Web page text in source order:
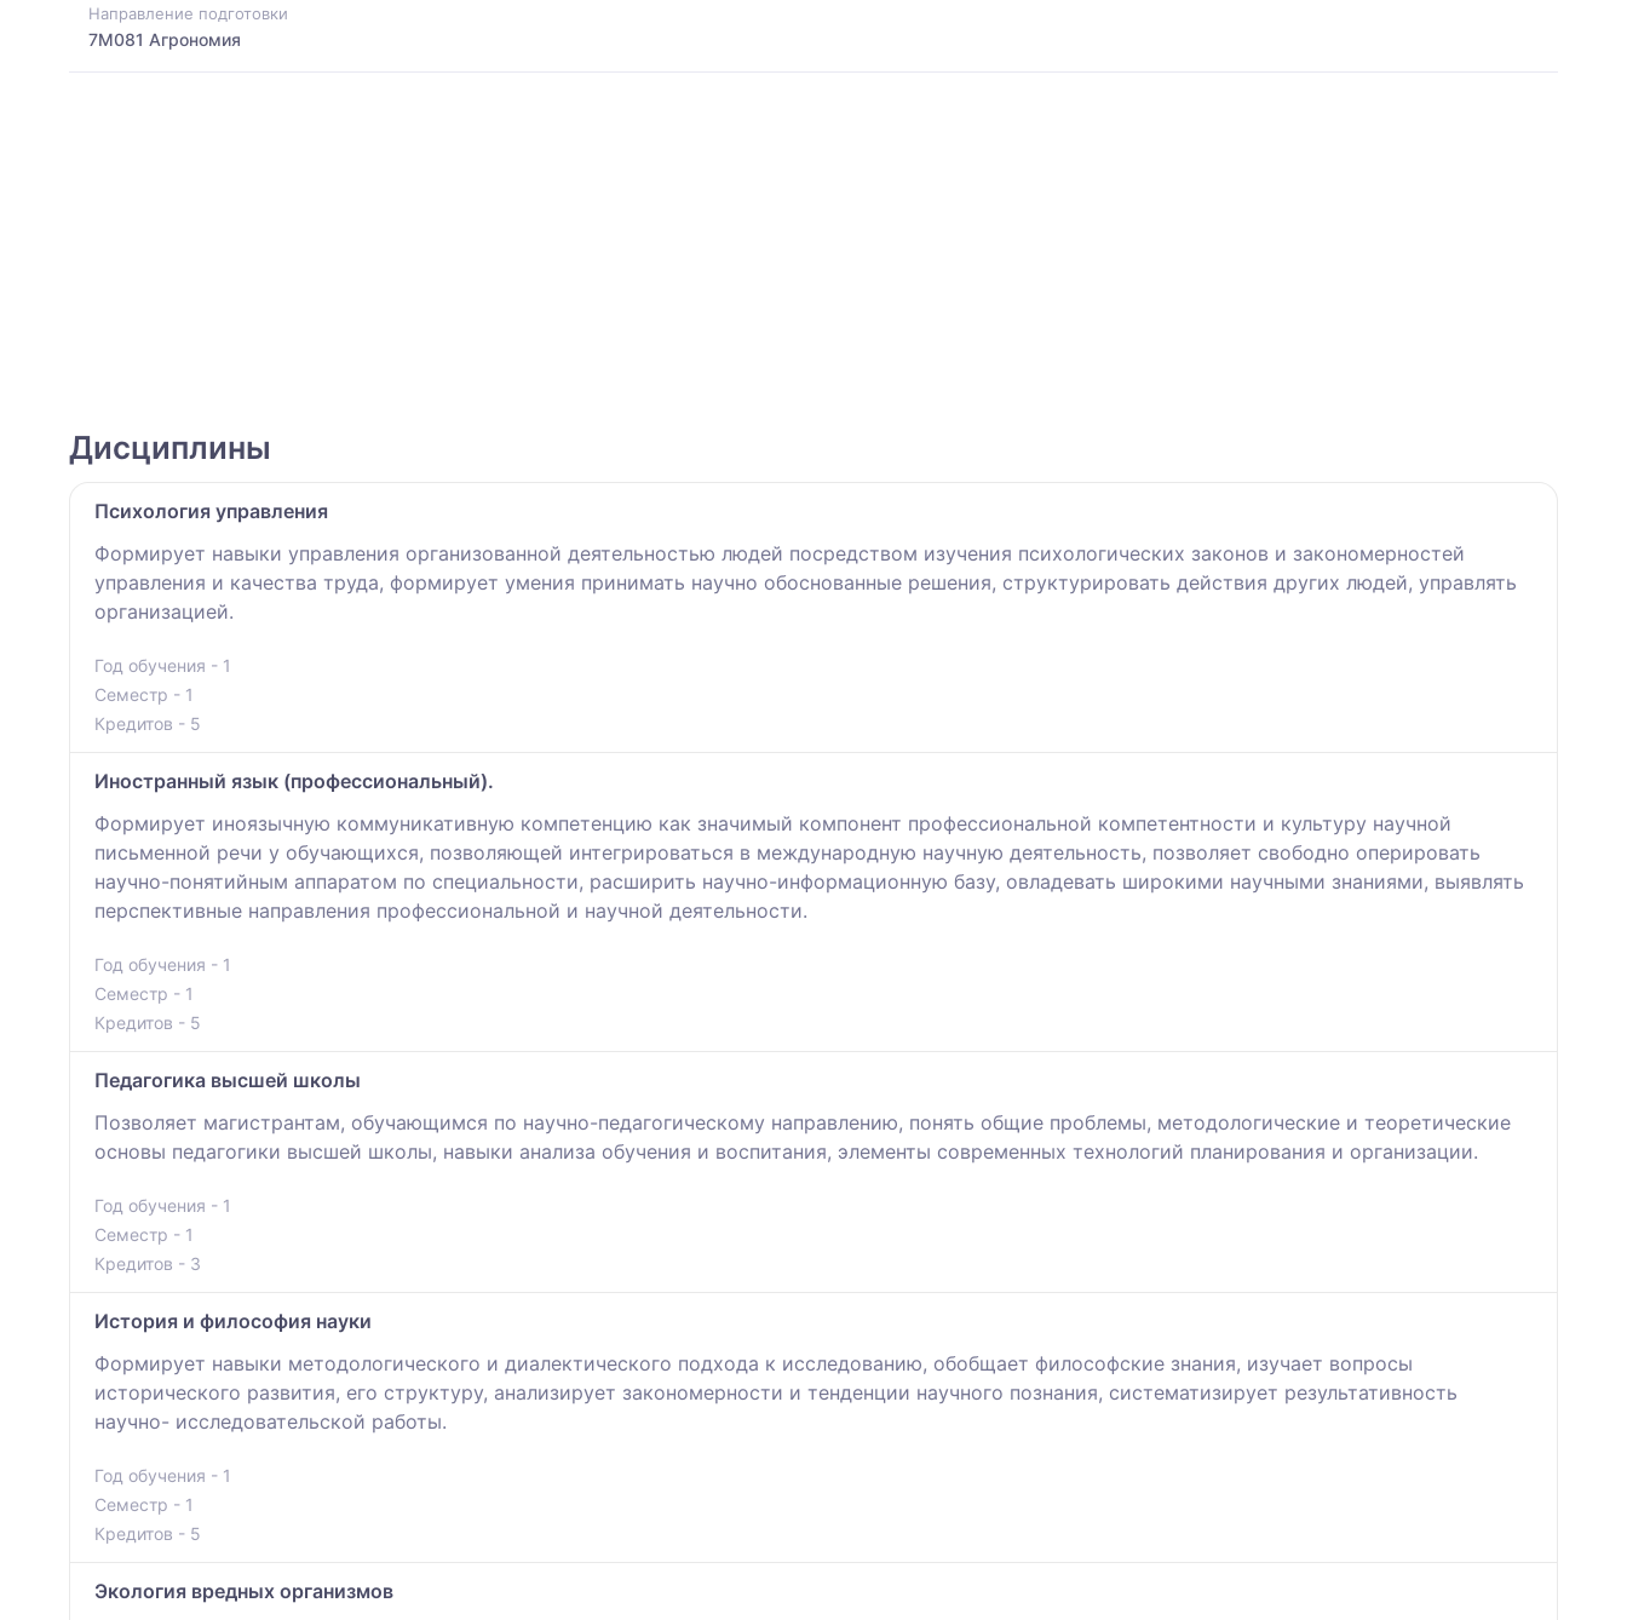
Направление подготовки
7M081 Агрономия
Дисциплины
Психология управления
Формирует навыки управления организованной деятельностью людей посредством изучения психологических законов и закономерностей
управления и качества труда, формирует умения принимать научно обоснованные решения, структурировать действия других людей, управлять
организацией.
Год обучения - 1
Семестр - 1
Кредитов - 5
Иностранный язык (профессиональный).
Формирует иноязычную коммуникативную компетенцию как значимый компонент профессиональной компетентности и культуру научной
письменной речи у обучающихся, позволяющей интегрироваться в международную научную деятельность, позволяет свободно оперировать
научно-понятийным аппаратом по специальности, расширить научно-информационную базу, овладевать широкими научными знаниями, выявлять
перспективные направления профессиональной и научной деятельности.
Год обучения - 1
Семестр - 1
Кредитов - 5
Педагогика высшей школы
Позволяет магистрантам, обучающимся по научно-педагогическому направлению, понять общие проблемы, методологические и теоретические
основы педагогики высшей школы, навыки анализа обучения и воспитания, элементы современных технологий планирования и организации.
Год обучения - 1
Семестр - 1
Кредитов - 3
История и философия науки
Формирует навыки методологического и диалектического подхода к исследованию, обобщает философские знания, изучает вопросы
исторического развития, его структуру, анализирует закономерности и тенденции научного познания, систематизирует результативность
научно- исследовательской работы.
Год обучения - 1
Семестр - 1
Кредитов - 5
Экология вредных организмов